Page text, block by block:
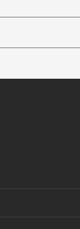
LinkedIn